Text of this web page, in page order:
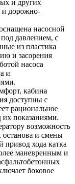
и других
и дорожно-
насосной
давлением, с
из пластика
и засорения
насоса
и
кабина
доступны с
рациональное
их показаниями.
возможность
останова и смены
привод хода катка
маневренным и
боковое